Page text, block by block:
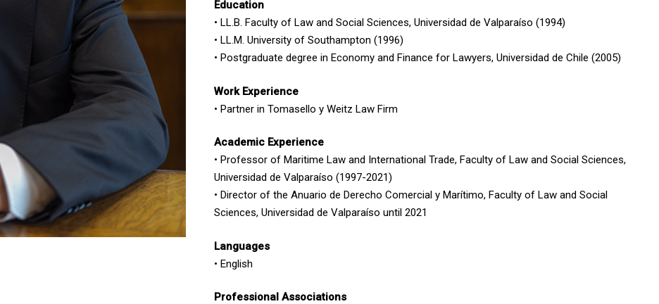
Education
• LL.B. Faculty of Law and Social Sciences, Universidad de Valparaíso (1994)
• LL.M. University of Southampton (1996)
• Postgraduate degree in Economy and Finance for Lawyers, Universidad de Chile (2005)
Work Experience
• Partner in Tomasello y Weitz Law Firm
Academic Experience
• Professor of Maritime Law and International Trade, Faculty of Law and Social Sciences,
Universidad de Valparaíso (1997-2021)
• Director of the Anuario de Derecho Comercial y Marítimo, Faculty of Law and Social
Sciences, Universidad de Valparaíso until 2021
Languages
• English
Professional Associations